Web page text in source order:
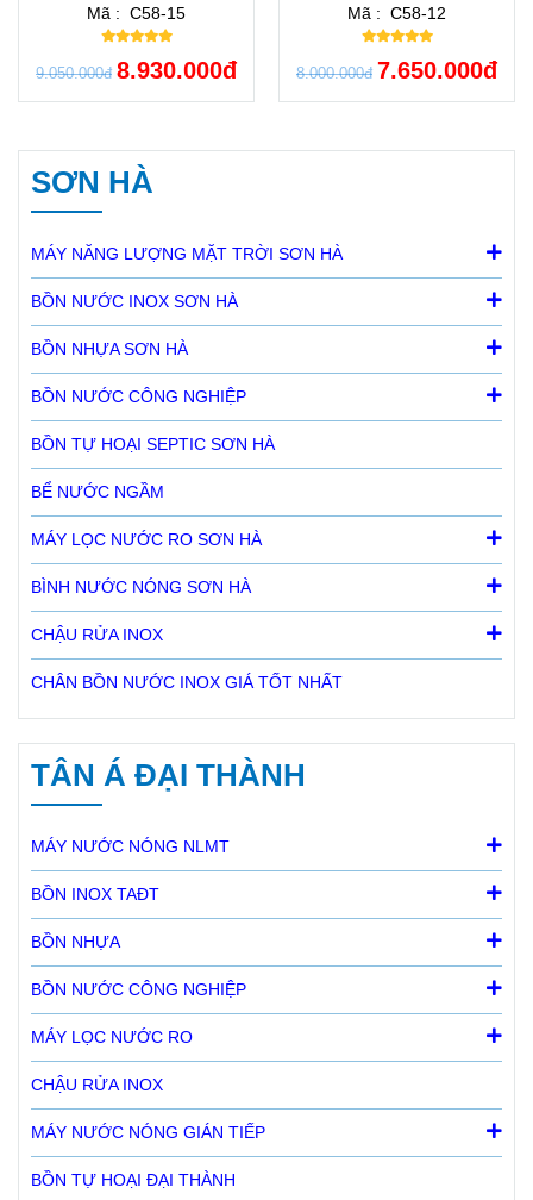
Mã : C58-15
9.050.000đ 8.930.000đ
Mã : C58-12
8.000.000đ 7.650.000đ
SƠN HÀ
MÁY NĂNG LƯỢNG MẶT TRỜI SƠN HÀ
BỒN NƯỚC INOX SƠN HÀ
BỒN NHỰA SƠN HÀ
BỒN NƯỚC CÔNG NGHIỆP
BỒN TỰ HOẠI SEPTIC SƠN HÀ
BỂ NƯỚC NGẦM
MÁY LỌC NƯỚC RO SƠN HÀ
BÌNH NƯỚC NÓNG SƠN HÀ
CHẬU RỬA INOX
CHÂN BỒN NƯỚC INOX GIÁ TỐT NHẤT
TÂN Á ĐẠI THÀNH
MÁY NƯỚC NÓNG NLMT
BỒN INOX TAĐT
BỒN NHỰA
BỒN NƯỚC CÔNG NGHIỆP
MÁY LỌC NƯỚC RO
CHẬU RỬA INOX
MÁY NƯỚC NÓNG GIÁN TIẾP
BỒN TỰ HOẠI ĐẠI THÀNH